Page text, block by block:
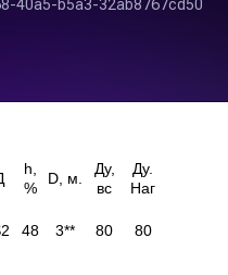
h,
%
D, м.
Ду,
вс
Ду.
Наг
48 3** 80 80